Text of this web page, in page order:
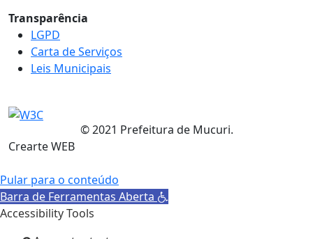
Transparência
LGPD
Carta de Serviços
Leis Municipais
© 2021 Prefeitura de Mucuri.
Crearte WEB
Pular para o conteúdo
Barra de Ferramentas Aberta
Accessibility Tools